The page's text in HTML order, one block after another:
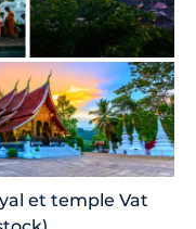
et temple Vat